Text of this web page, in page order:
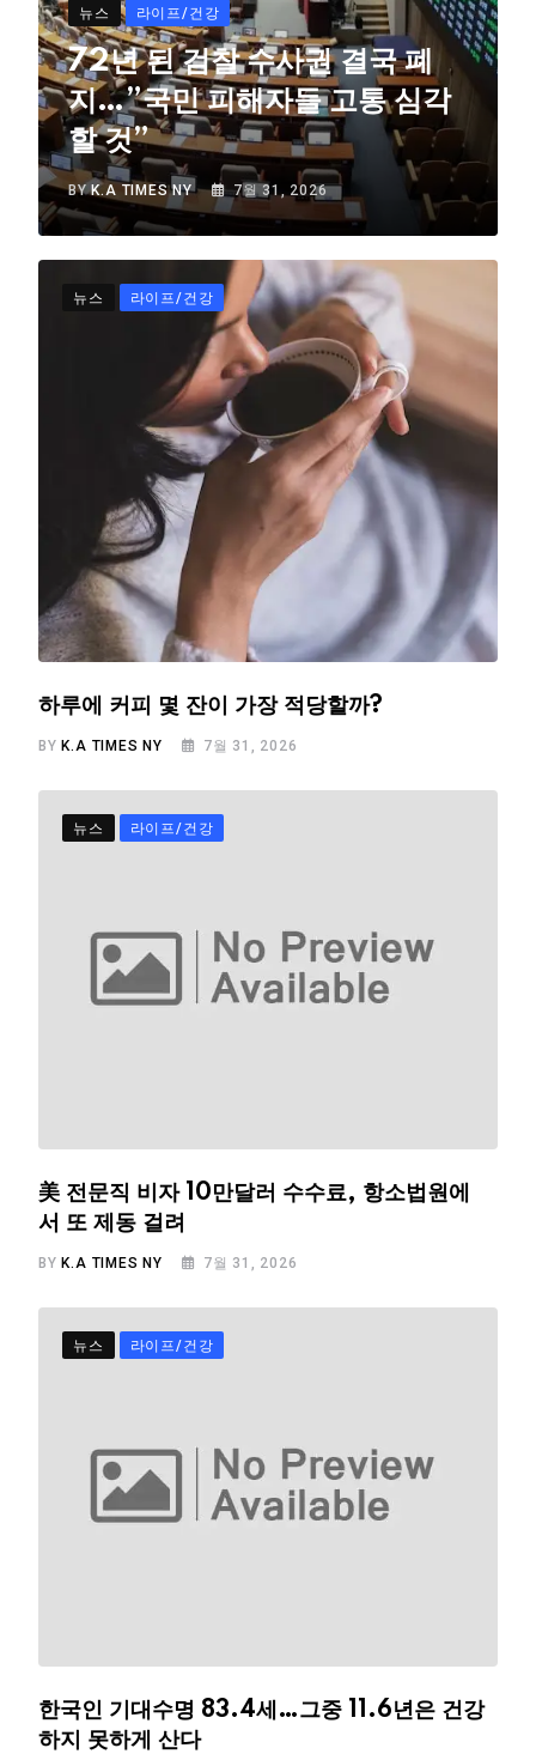
뉴스 라이프/건강
72년 된 검찰 수사권 결국 폐
지…”국민 피해자들 고통 심각
할 것”
BYK.A TIMES NY 7월 31, 2026
뉴스 라이프/건강
하루에 커피 몇 잔이 가장 적당할까?
BYK.A TIMES NY 7월 31, 2026
뉴스 라이프/건강
美 전문직 비자 10만달러 수수료, 항소법원에
서 또 제동 걸려
BY K.A TIMES NY 7월 31, 2026
뉴스 라이프/건강
한국인 기대수명 83.4세…그중 11.6년은 건강
하지 못하게 산다